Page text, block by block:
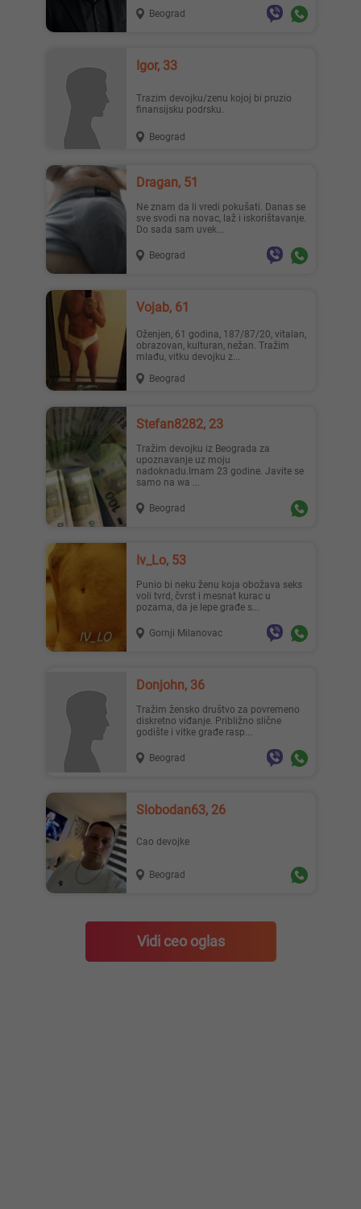
Beograd
Igor, 33
Trazim devojku/zenu kojoj bi pruzio
finansijsku podrsku.
Beograd
Dragan, 51
Ne znam da li vredi pokušati. Danas se
sve svodi na novac, laž i iskorištavanje.
Do sada sam uvek...
Beograd
Vojab, 61
Oženjen, 61 godina, 187/87/20, vitalan,
obrazovan, kulturan, nežan. Tražim
mlađu, vitku devojku z...
Beograd
Stefan8282, 23
Tražim devojku iz Beograda za
upoznavanje uz moju
nadoknadu.Imam 23 godine. Javite se
samo na wa ...
Beograd
Iv_Lo, 53
Punio bi neku ženu koja obožava seks
voli tvrd, čvrst i mesnat kurac u
pozama, da je lepe građe s...
Gornji Milanovac
Donjohn, 36
Tražim žensko društvo za povremeno
diskretno viđanje. Približno slične
godište i vitke građe rasp...
Beograd
Slobodan63, 26
Cao devojke
Beograd
Vidi ceo oglas